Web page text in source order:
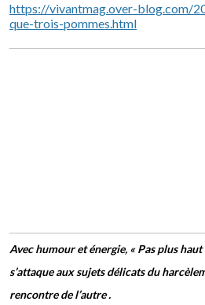
https://vivantmag.over-blog.com/
que-trois-pommes.html
Avec humour et énergie, « Pas plus
s’attaque aux sujets délicats du
rencontre de l’autre .